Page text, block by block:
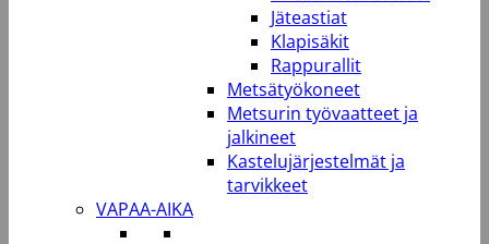
Jäteastiat
Klapisäkit
Rappurallit
Metsätyökoneet
Metsurin työvaatteet ja
jalkineet
Kastelujärjestelmät ja
tarvikkeet
VAPAA-AIKA